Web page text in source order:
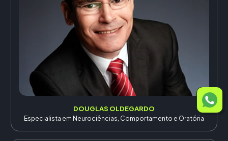
DOUGLAS OLDEGARDO
Especialista em Neurociências, Comportamento e Oratória